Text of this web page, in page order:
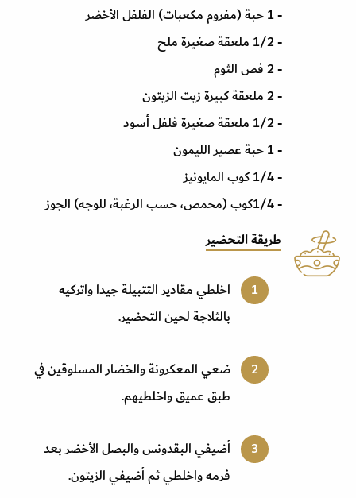
- 1 حبة (مفروم مكعبات) الفلفل الأخضر
- 1/2 ملعقة صغيرة ملح
- 2 فص الثوم
- 2 ملعقة كبيرة زيت الزيتون
- 1/2 ملعقة صغيرة فلفل أسود
- 1 حبة عصير الليمون
- 1/4 كوب المايونيز
- 1/4كوب (محمص، حسب الرغبة، للوجه) الجوز
طريقة التحضير
اخلطي مقادير التتبيلة جيدا واتركيه
بالثلاجة لحين التحضير.
ضعي المعكرونة والخضار المسلوقين في
طبق عميق واخلطيهم.
أضيفي البقدونس والبصل الأخضر بعد
فرمه واخلطي ثم أضيفي الزيتون.